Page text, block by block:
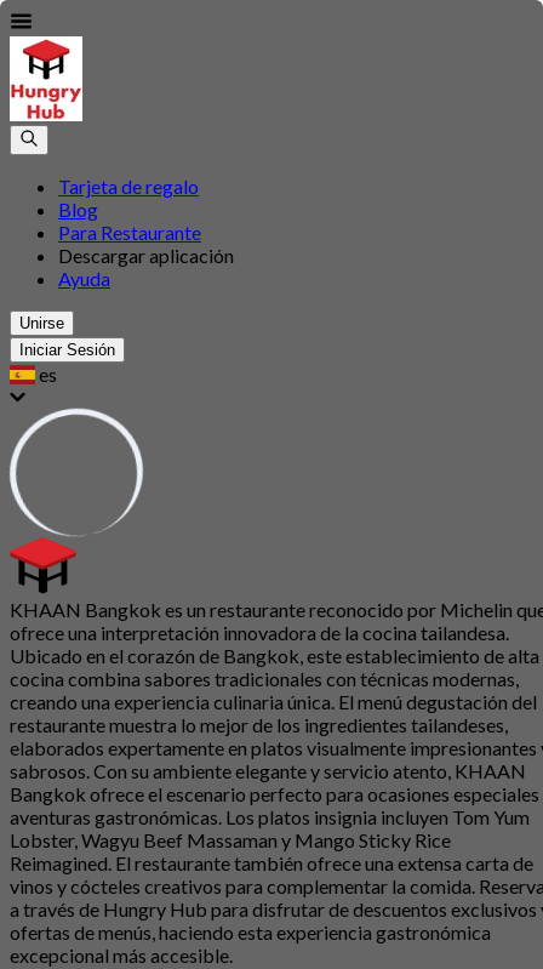
Tarjeta de regalo
Blog
Para Restaurante
Descargar aplicación
Ayuda
Unirse
Iniciar Sesión
es
KHAAN Bangkok es un restaurante reconocido por Michelin
ofrece una interpretación innovadora de la cocina tailandesa.
Ubicado en el corazón de Bangkok, este establecimiento de alta
cocina combina sabores tradicionales con técnicas modernas,
creando una experiencia culinaria única. El menú degustación del
restaurante muestra lo mejor de los ingredientes tailandeses,
elaborados expertamente en platos visualmente impresionantes
sabrosos. Con su ambiente elegante y servicio atento, KHAAN
Bangkok ofrece el escenario perfecto para ocasiones especiales
aventuras gastronómicas. Los platos insignia incluyen Tom Yum
Lobster, Wagyu Beef Massaman y Mango Sticky Rice
Reimagined. El restaurante también ofrece una extensa carta de
vinos y cócteles creativos para complementar la comida.
a través de Hungry Hub para disfrutar de descuentos exclusivos
ofertas de menús, haciendo esta experiencia gastronómica
excepcional más accesible.